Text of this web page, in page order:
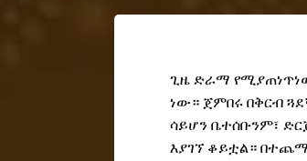
ጊዜ ድራማ
ነው። ጀምበሩ በቅርብ
ሳይሆን ቤተሰቡንም፣
እያገኘ ቆይቷል።